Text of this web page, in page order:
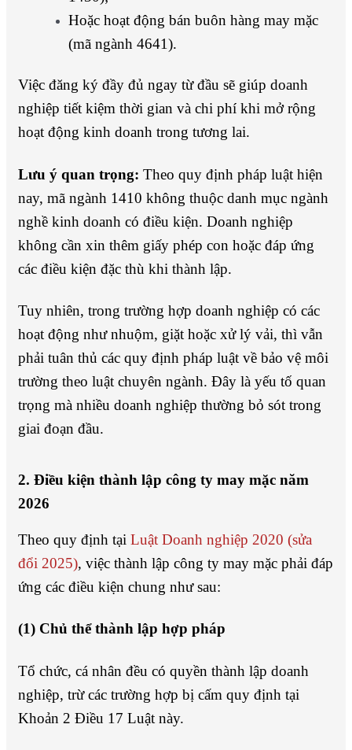
Hoặc hoạt động bán buôn hàng may mặc
(mã ngành 4641).
Việc đăng ký đầy đủ ngay từ đầu sẽ giúp doanh
nghiệp tiết kiệm thời gian và chi phí khi mở rộng
hoạt động kinh doanh trong tương lai.
Lưu ý quan trọng: Theo quy định pháp luật hiện
nay, mã ngành 1410 không thuộc danh mục ngành
nghề kinh doanh có điều kiện. Doanh nghiệp
không cần xin thêm giấy phép con hoặc đáp ứng
các điều kiện đặc thù khi thành lập.
Tuy nhiên, trong trường hợp doanh nghiệp có các
hoạt động như nhuộm, giặt hoặc xử lý vải, thì vẫn
phải tuân thủ các quy định pháp luật về bảo vệ môi
trường theo luật chuyên ngành. Đây là yếu tố quan
trọng mà nhiều doanh nghiệp thường bỏ sót trong
giai đoạn đầu.
2. Điều kiện thành lập công ty may mặc năm
2026
Theo quy định tại Luật Doanh nghiệp 2020 (sửa
đổi 2025), việc thành lập công ty may mặc phải đáp
ứng các điều kiện chung như sau:
(1) Chủ thể thành lập hợp pháp
Tổ chức, cá nhân đều có quyền thành lập doanh
nghiệp, trừ các trường hợp bị cấm quy định tại
Khoản 2 Điều 17 Luật này.